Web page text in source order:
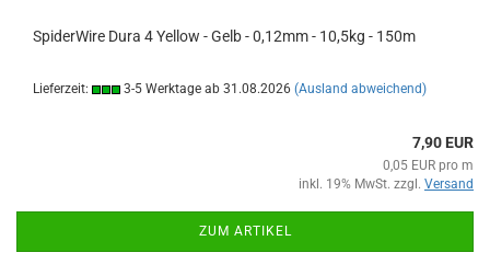
SpiderWire Dura 4 Yellow - Gelb - 0,12mm - 10,5kg - 150m
Lieferzeit: 3-5 Werktage ab 31.08.2026 (Ausland abweichend)
7,90 EUR
0,05 EUR pro m
inkl. 19% MwSt. zzgl. Versand
ZUM ARTIKEL